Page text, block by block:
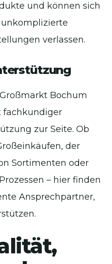
und können sich
verlassen.
Bochum
fachkundiger
zur Seite. Ob
der
Sortimenten oder
– hier finden
Ansprechpartner,